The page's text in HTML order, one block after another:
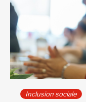
Inclusion sociale